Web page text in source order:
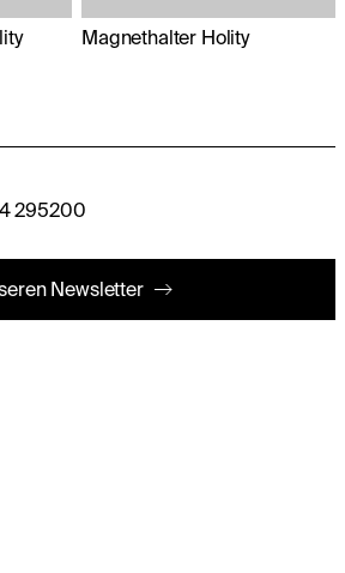
Magnethalter Holity
295200
Newsletter